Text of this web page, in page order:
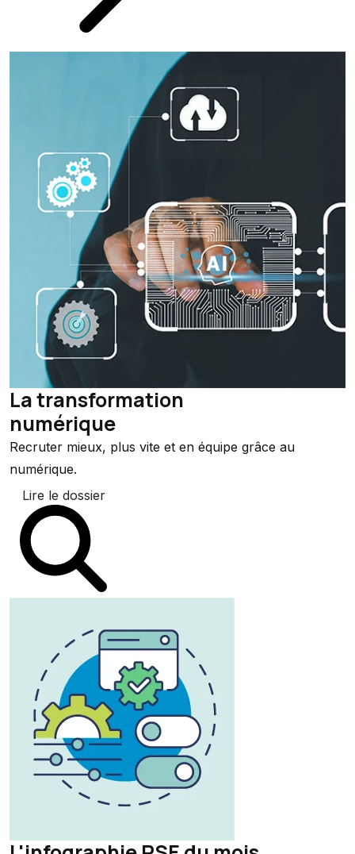
La transformation
numérique
Recruter mieux, plus vite et en équipe grâce au
numérique.
Lire le dossier